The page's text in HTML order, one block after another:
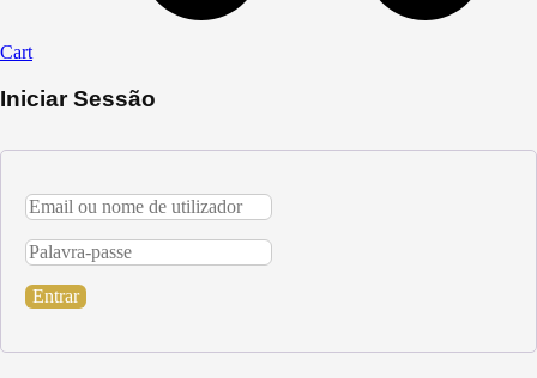
Cart
Iniciar Sessão
Entrar